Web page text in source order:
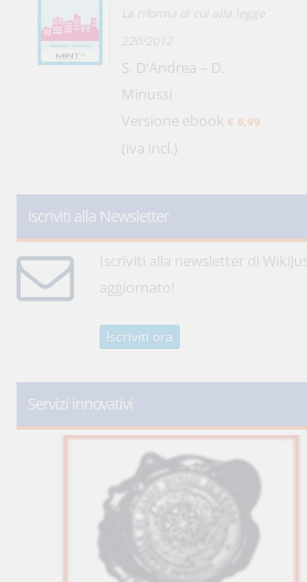
La riforma di cui alla legge
220/2012
S. D'Andrea – D.
Minussi
Versione ebook € 6,99
(iva incl.)
Iscriviti alla Newsletter
Iscriviti alla newsletter di
aggiornato!
Iscriviti ora
Servizi innovativi